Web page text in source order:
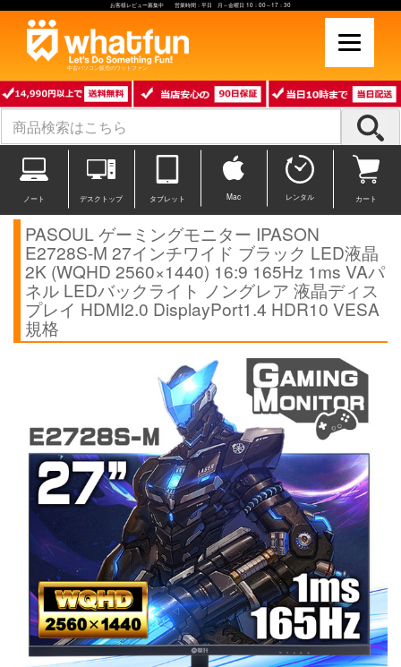
お客様レビュー募集中 営業時間：平日 月～金曜日 10：00～17：30
中古パソコン販売のワットファン
ノート デスクトップ タブレット Mac レンタル カート
PASOUL ゲーミングモニター IPASON
E2728S-M 27インチワイド ブラック LED液晶
2K (WQHD 2560×1440) 16:9 165Hz 1ms VAパ
ネル LEDバックライト ノングレア 液晶ディス
プレイ HDMI2.0 DisplayPort1.4 HDR10 VESA
規格